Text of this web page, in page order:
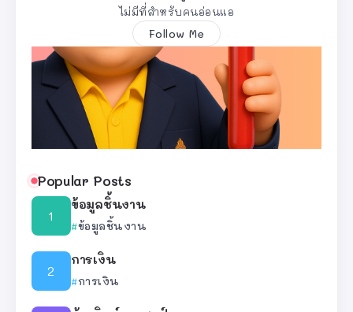
ไม่มีที่สำหรับคนอ่อนแอ
Follow Me
Popular Posts
ข้อมูลชิ้นงาน
ข้อมูลชิ้นงาน
การเงิน
การเงิน